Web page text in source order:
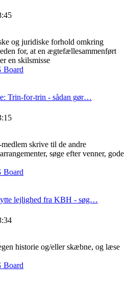
og juridiske forhold omkring
for, at en ægtefællesammenført
en skilsmisse
Board
Trin-for-trin - sådan gør…
skrive til de andre
søge efter venner, gode
Board
lejlighed fra KBH - søg…
historie og/eller skæbne, og læse
Board